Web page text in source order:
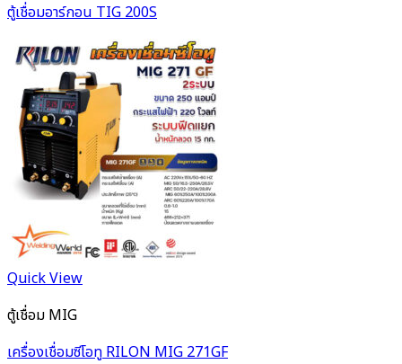
ตู้เชื่อมอาร์กอน TIG 200S
Quick View
ตู้เชื่อม MIG
เครื่องเชื่อมซีโอทู RILON MIG 271GF